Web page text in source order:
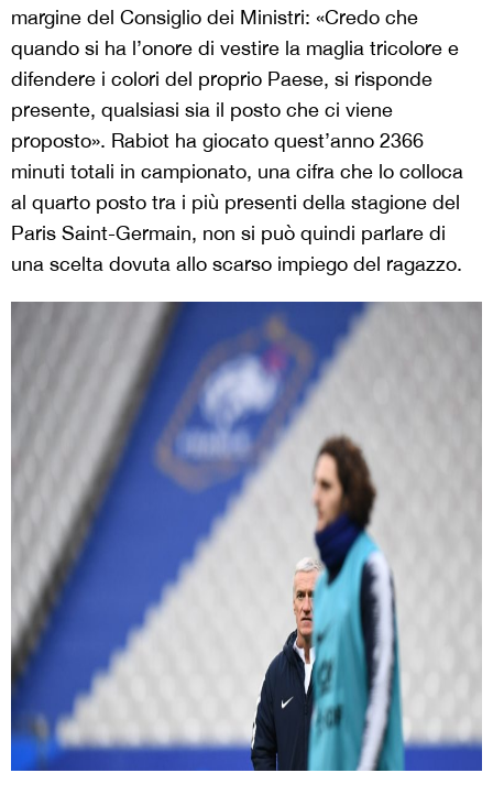
margine del Consiglio dei Ministri: «Credo che
quando si ha l’onore di vestire la maglia tricolore e
difendere i colori del proprio Paese, si risponde
presente, qualsiasi sia il posto che ci viene
proposto». Rabiot ha giocato quest’anno 2366
minuti totali in campionato, una cifra che lo colloca
al quarto posto tra i più presenti della stagione del
Paris Saint-Germain, non si può quindi parlare di
una scelta dovuta allo scarso impiego del ragazzo.